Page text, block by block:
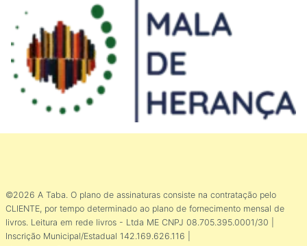
©2026 A Taba. O plano de assinaturas consiste na contratação pelo
CLIENTE, por tempo determinado ao plano de fornecimento mensal de
livros. Leitura em rede livros - Ltda ME CNPJ 08.705.395.0001/30 |
Inscrição Municipal/Estadual 142.169.626.116 |